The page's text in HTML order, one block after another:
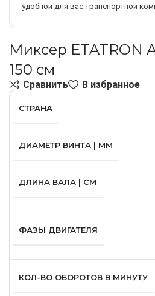
удобной для вас транспортной
Миксер ETATRON
150 см
Сравнить В избранное
СТРАНА
ДИАМЕТР ВИНТА | ММ
ДЛИНА ВАЛА | СМ
ФАЗЫ ДВИГАТЕЛЯ
КОЛ-ВО ОБОРОТОВ В МИНУТУ